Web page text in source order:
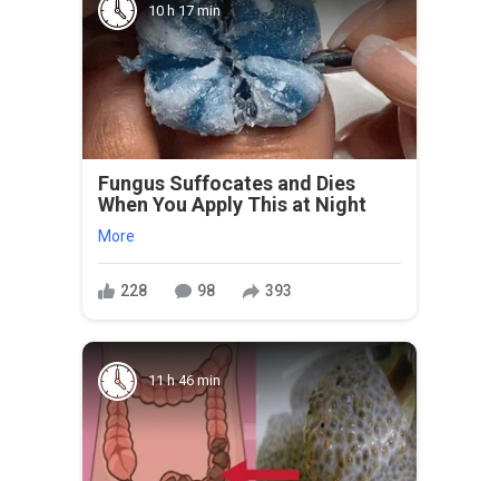
10 h 17 min
Fungus Suffocates and Dies
When You Apply This at Night
More
228 98 393
11 h 46 min